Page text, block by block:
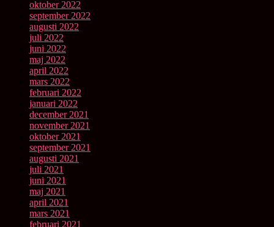
oktober 2022
september 2022
augusti 2022
juli 2022
juni 2022
maj 2022
april 2022
mars 2022
februari 2022
januari 2022
december 2021
november 2021
oktober 2021
september 2021
augusti 2021
juli 2021
juni 2021
maj 2021
april 2021
mars 2021
februari 2021